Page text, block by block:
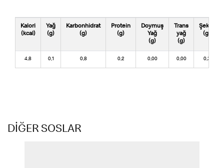
Kalori
(kcal)
Yağ
(g)
Karbonhidrat
(g)
Protein
(g)
Doymuş
Yağ
(g)
Trans
yağ
(g)
Şeker
(g)
4,8 0,1 0,8 0,2 0,00 0,00 0,3
DİĞER SOSLAR